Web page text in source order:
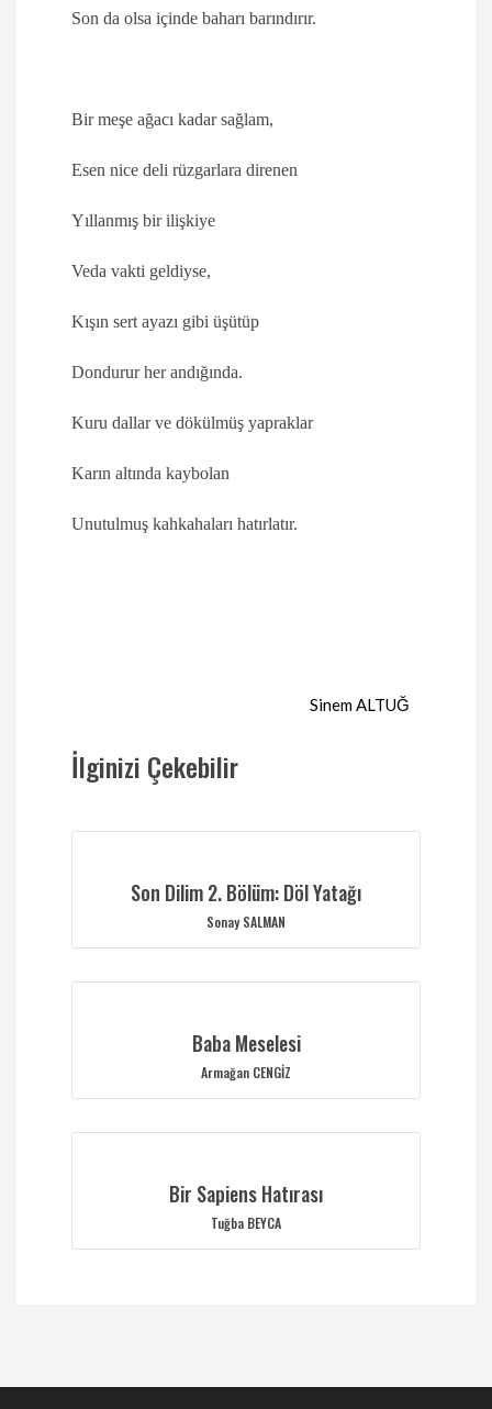
Son da olsa içinde baharı barındırır.
Bir meşe ağacı kadar sağlam,
Esen nice deli rüzgarlara direnen
Yıllanmış bir ilişkiye
Veda vakti geldiyse,
Kışın sert ayazı gibi üşütüp
Dondurur her andığında.
Kuru dallar ve dökülmüş yapraklar
Karın altında kaybolan
Unutulmuş kahkahaları hatırlatır.
Sinem ALTUĞ
İlginizi Çekebilir
Son Dilim 2. Bölüm: Döl Yatağı
Sonay SALMAN
Baba Meselesi
Armağan CENGİZ
Bir Sapiens Hatırası
Tuğba BEYCA